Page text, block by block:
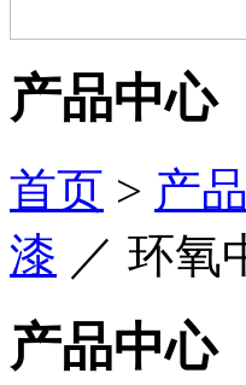
产品中心
首页 > 产
漆 ／ 环氧
产品中心